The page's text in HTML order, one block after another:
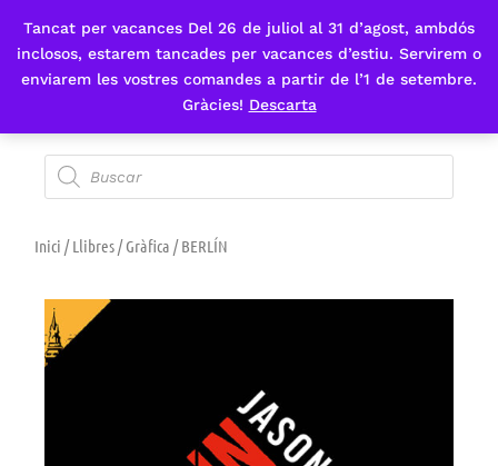
Tancat per vacances Del 26 de juliol al 31 d’agost, ambdós
inclosos, estarem tancades per vacances d’estiu. Servirem o
enviarem les vostres comandes a partir de l’1 de setembre.
Gràcies! Descarta
Fes-te'n sòcia
Inici /Llibres/Gràfica / BERLÍN